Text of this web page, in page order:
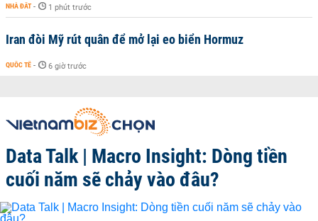
NHÀ ĐẤT - 1 phút trước
Iran đòi Mỹ rút quân để mở lại eo biển Hormuz
QUỐC TẾ - 6 giờ trước
Data Talk | Macro Insight: Dòng tiền
cuối năm sẽ chảy vào đâu?